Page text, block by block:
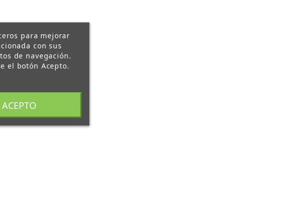
para mejorar
con sus
de navegación.
el botón Acepto.
ACEPTO